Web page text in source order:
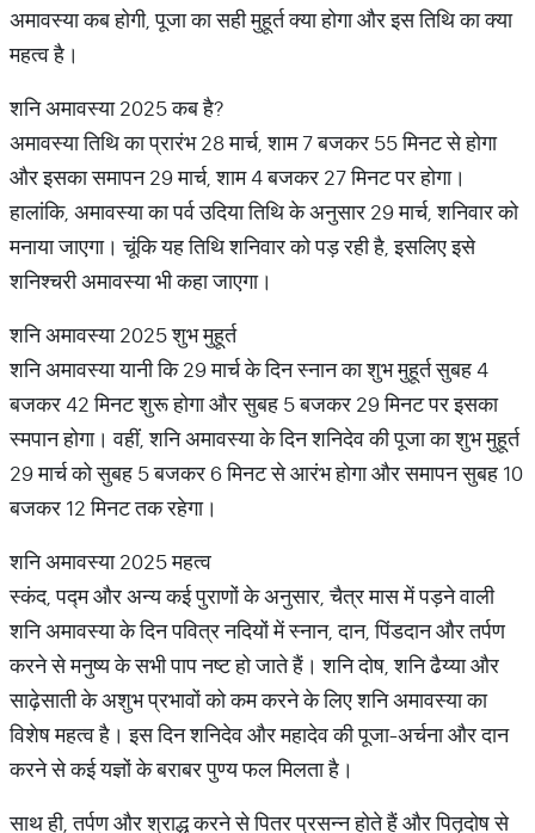
अमावस्या कब होगी, पूजा का सही मुहूर्त क्या होगा और इस तिथि का क्या
महत्व है।
शनि अमावस्या 2025 कब है?
अमावस्या तिथि का प्रारंभ 28 मार्च, शाम 7 बजकर 55 मिनट से होगा
और इसका समापन 29 मार्च, शाम 4 बजकर 27 मिनट पर होगा।
हालांकि, अमावस्या का पर्व उदिया तिथि के अनुसार 29 मार्च, शनिवार को
मनाया जाएगा। चूंकि यह तिथि शनिवार को पड़ रही है, इसलिए इसे
शनिश्चरी अमावस्या भी कहा जाएगा।
शनि अमावस्या 2025 शुभ मुहूर्त
शनि अमावस्या यानी कि 29 मार्च के दिन स्नान का शुभ मुहूर्त सुबह 4
बजकर 42 मिनट शुरू होगा और सुबह 5 बजकर 29 मिनट पर इसका
स्मपान होगा। वहीं, शनि अमावस्या के दिन शनिदेव की पूजा का शुभ मुहूर्त
29 मार्च को सुबह 5 बजकर 6 मिनट से आरंभ होगा और समापन सुबह 10
बजकर 12 मिनट तक रहेगा।
शनि अमावस्या 2025 महत्व
स्कंद, पद्म और अन्य कई पुराणों के अनुसार, चैत्र मास में पड़ने वाली
शनि अमावस्या के दिन पवित्र नदियों में स्नान, दान, पिंडदान और तर्पण
करने से मनुष्य के सभी पाप नष्ट हो जाते हैं। शनि दोष, शनि ढैय्या और
साढ़ेसाती के अशुभ प्रभावों को कम करने के लिए शनि अमावस्या का
विशेष महत्व है। इस दिन शनिदेव और महादेव की पूजा-अर्चना और दान
करने से कई यज्ञों के बराबर पुण्य फल मिलता है।
साथ ही, तर्पण और श्राद्ध करने से पितर प्रसन्न होते हैं और पितृदोष से